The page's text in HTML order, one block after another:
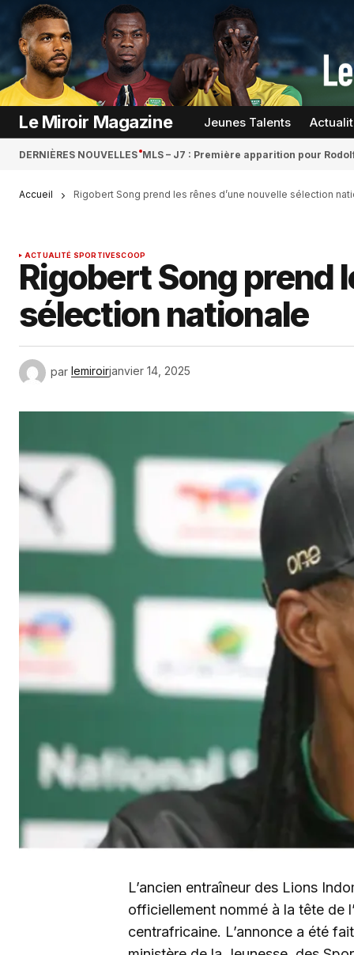
Le Miroir Magazine Jeunes Talents
DERNIÈRES NOUVELLES MLS – J7 : Première apparition pour
Accueil Rigobert Song prend les rênes d’une nouvelle sélection
ACTUALITÉ SPORTIVESCOOP
Rigobert Song prend
sélection nationale
par lemiroirjanvier 14, 2025
L’ancien entraîneur des Lions
officiellement nommé à la tête de
centrafricaine. L’annonce a été